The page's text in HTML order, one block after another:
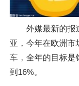
外媒最新的报
亚，今年在欧洲市
车，全年的目标是
到16%。